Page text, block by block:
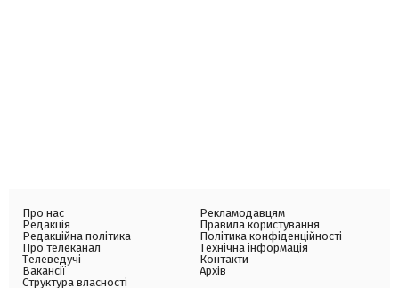
Про нас
Редакція
Редакційна політика
Про телеканал
Телеведучі
Вакансії
Структура власності
Рекламодавцям
Правила користування
Політика конфіденційності
Технічна інформація
Контакти
Архів